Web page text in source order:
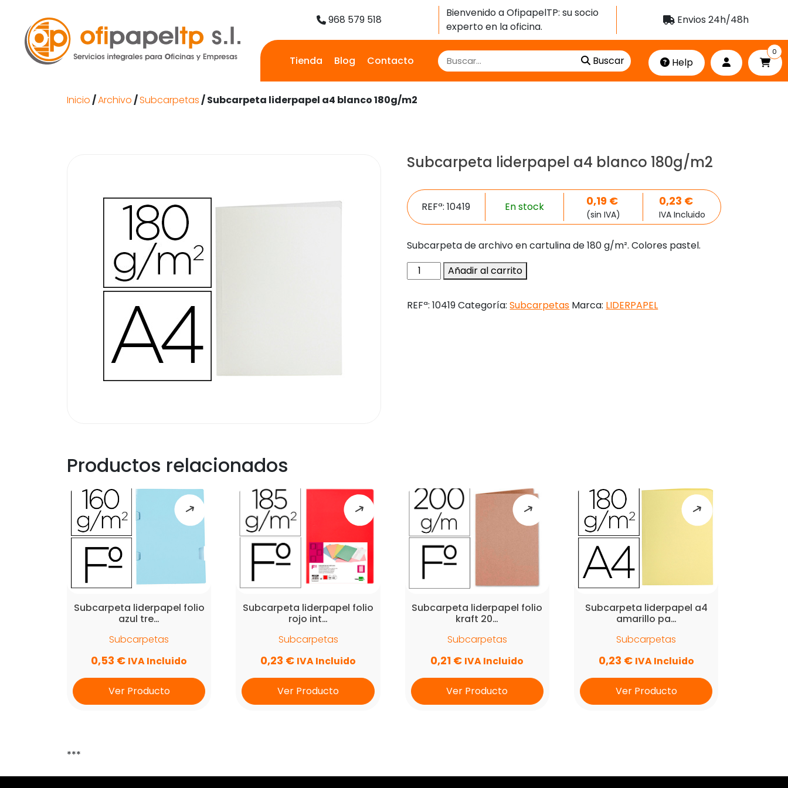
968 579 518
Bienvenido a OfipapelTP: su socio
experto en la oficina.
Envios 24h/48h
Tienda Blog Contacto Buscar Help
0
Inicio/Archivo/Subcarpetas/ Subcarpeta liderpapel a4 blanco 180g/m2
Subcarpeta liderpapel a4 blanco 180g/m2
REFª: 10419 En stock 0,19 €
(sin IVA)
0,23 €
IVA Incluido
Subcarpeta de archivo en cartulina de 180 g/m². Colores pastel.
Subcarpeta
liderpapel
blanco
Añadir al carrito
REFª:10419Categoría:Subcarpetas Marca: LIDERPAPEL
Productos relacionados
Subcarpeta liderpapel folio
azul tre…
Subcarpetas
0,53 € IVA Incluido
Ver Producto
Subcarpeta liderpapel folio
rojo int…
Subcarpetas
0,23 € IVA Incluido
Ver Producto
Subcarpeta liderpapel folio
kraft 20…
Subcarpetas
0,21 € IVA Incluido
Ver Producto
Subcarpeta liderpapel a4
amarillo pa…
Subcarpetas
0,23 € IVA Incluido
Ver Producto
***